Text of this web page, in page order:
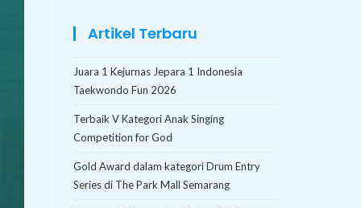
Artikel Terbaru
Juara 1 Kejurnas Jepara 1 Indonesia
Taekwondo Fun 2026
Terbaik V Kategori Anak Singing
Competition for God
Gold Award dalam kategori Drum Entry
Series di The Park Mall Semarang